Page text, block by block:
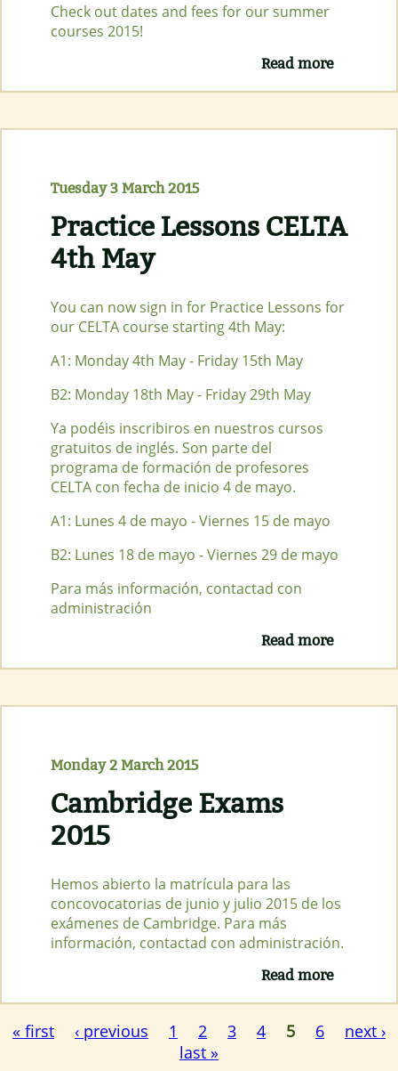
Check out dates and fees for our summer
courses 2015!
Read moreabout
Courses
Tuesday 3 March 2015
Practice Lessons CELTA
4th May
You can now sign in for Practice Lessons for
our CELTA course starting 4th May:
A1: Monday 4th May - Friday 15th May
B2: Monday 18th May - Friday 29th May
Ya podéis inscribiros en nuestros cursos
gratuitos de inglés. Son parte del
programa de formación de profesores
CELTA con fecha de inicio 4 de mayo.
A1: Lunes 4 de mayo - Viernes 15 de mayo
B2: Lunes 18 de mayo - Viernes 29 de mayo
Para más información, contactad con
administración
Read moreabout
Lessons
4th May
Monday 2 March 2015
Cambridge Exams
2015
Hemos abierto la matrícula para las
concovocatorias de junio y julio 2015 de los
exámenes de Cambridge. Para más
información, contactad con administración.
Read moreabout
Exams
2015
Pages
« first ‹ previous 1 2 3 4 5 6
next ›
last »